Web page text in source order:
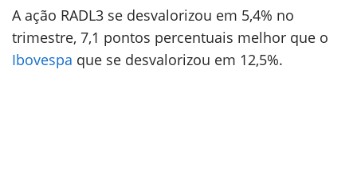
A ação RADL3 se desvalorizou em 5,4% no
trimestre, 7,1 pontos percentuais melhor que o
Ibovespa que se desvalorizou em 12,5%.